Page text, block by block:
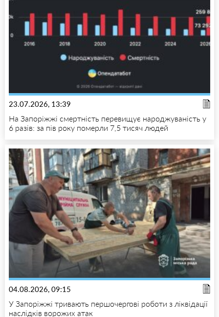
23.07.2026, 13:39
На Запоріжжі смертність перевищує народжуваність у
6 разів: за пів року померли 7,5 тисяч людей
04.08.2026, 09:15
У Запоріжжі тривають першочергові роботи з ліквідації
наслідків ворожих атак